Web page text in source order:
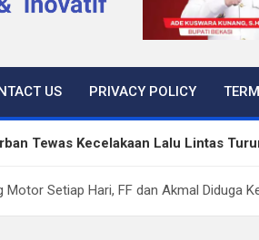
US PRIVACY POLICY
Tewas Kecelakaan Lalu Lintas
Sumsel Tekankan Tiga Langkah
Motor Setiap Hari, FF dan Akmal Diduga